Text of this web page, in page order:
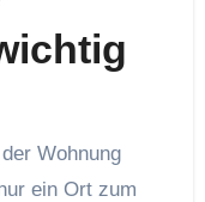
Wohnung
ein Ort zum